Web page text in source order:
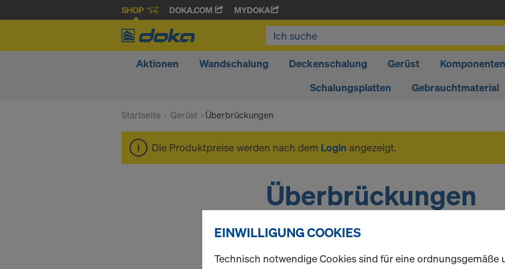
SHOP DOKA.COM MYDOKA
Aktionen Wandschalung Deckenschalung Gerüst
Schalungsplatten
Gebrauchtmaterial
Startseite Gerüst Überbrückungen
Die Produktpreise werden nach dem Login angezeigt.
Überbrückungen
EINWILLIGUNG COOKIES
Technisch notwendige Cookies sind für eine ordnungsgemäße